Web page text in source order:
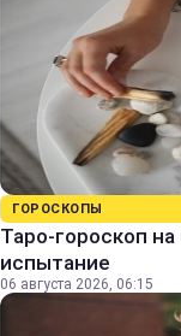
ГОРОСКОПЫ
Таро-гороскоп
испытание
06 августа 2026, 06:15